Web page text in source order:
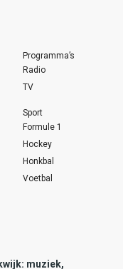
Programma’s
Radio
TV
Sport
Formule 1
Hockey
Honkbal
Voetbal
muziek,